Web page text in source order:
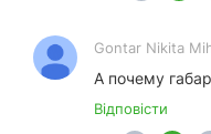
Gontar Nikita
А почему
Відповісти